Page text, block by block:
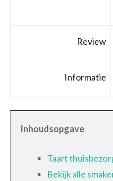
Review
Informatie
Inhoudsopgave
Taart
Bekijk alle